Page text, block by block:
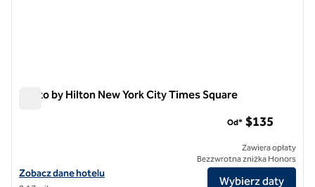
Motto by Hilton New York City Times Square
Zobacz szczegóły hotelu Motto by Hilton New York City Times
Zobacz dane hotelu
Od* $135
Zawiera opłaty
Bezzwrotna zniżka Honors
Wybierz daty